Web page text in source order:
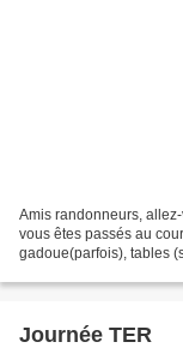
Amis randonneurs,
vous êtes passés au
gadoue(parfois), tables
Journée TER